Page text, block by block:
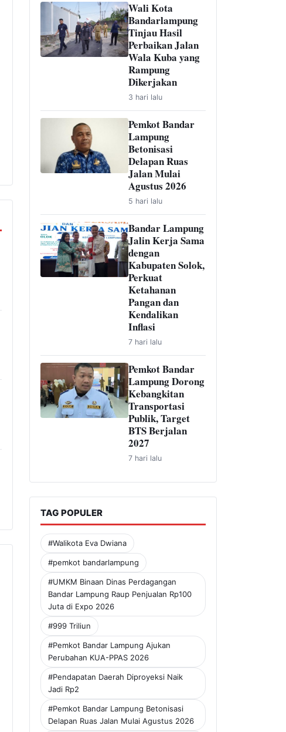
Wali Kota
Bandarlampung
Tinjau Hasil
Perbaikan Jalan
Wala Kuba yang
Rampung
Dikerjakan
3 hari lalu
Pemkot Bandar
Lampung
Betonisasi
Delapan Ruas
Jalan Mulai
Agustus 2026
5 hari lalu
Bandar Lampung
Jalin Kerja Sama
dengan
Kabupaten Solok,
Perkuat
Ketahanan
Pangan dan
Kendalikan
Inflasi
7 hari lalu
Pemkot Bandar
Lampung Dorong
Kebangkitan
Transportasi
Publik, Target
BTS Berjalan
2027
7 hari lalu
TAG POPULER
#Walikota Eva Dwiana
#pemkot bandarlampung
#UMKM Binaan Dinas Perdagangan
Bandar Lampung Raup Penjualan Rp100
Juta di Expo 2026
#999 Triliun
#Pemkot Bandar Lampung Ajukan
Perubahan KUA-PPAS 2026
#Pendapatan Daerah Diproyeksi Naik
Jadi Rp2
#Pemkot Bandar Lampung Betonisasi
Delapan Ruas Jalan Mulai Agustus 2026